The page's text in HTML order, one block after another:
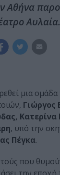
Αθήνα
Αυλαία.
μια
Γιώργος
Κατερίνα
, υπό την
Πέγκα.
που